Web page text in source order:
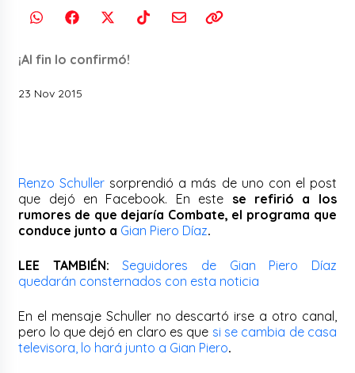
¡Al fin lo confirmó!
23 Nov 2015
Renzo Schuller sorprendió a más de uno con el post
que dejó en Facebook. En este se refirió a los
rumores de que dejaría Combate, el programa que
conduce junto a Gian Piero Díaz.
LEE TAMBIÉN:Seguidores de Gian Piero Díaz
quedarán consternados con esta noticia
En el mensaje Schuller no descartó irse a otro canal,
pero lo que dejó en claro es que si se cambia de casa
televisora, lo hará junto a Gian Piero.